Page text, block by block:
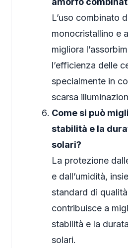
L’uso combinato
monocristallino e
migliora
l’efficienza delle
specialmente in
scarsa
Come si può
stabilità e la
solari?
La protezione
e dall’umidità,
standard di
contribuisce a
stabilità e la
solari.